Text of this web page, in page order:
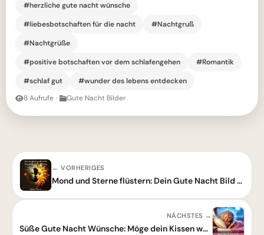
#herzliche gute nacht wünsche
#liebesbotschaften für die nacht
#Nachtgruß
#Nachtgrüße
#positive botschaften vor dem schlafengehen
#Romantik
#schlaf gut
#wunder des lebens entdecken
8 Aufrufe · Gute Nacht Bilder
← VORHERIGES
Mond und Sterne flüstern: Dein Gute Nacht Bild für zauberhafte Träume
NÄCHSTES →
Süße Gute Nacht Wünsche: Möge dein Kissen weich und deine Träume süß sein